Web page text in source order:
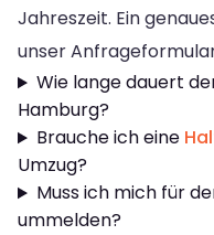
Jahreszeit. Ein
unser
Wie lange dauert
Hamburg?
Brauche ich eine
Umzug?
Muss ich mich für
ummelden?